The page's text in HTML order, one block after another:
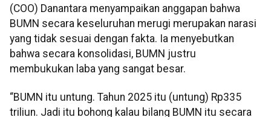
(COO) Danantara menyampaikan anggapan bahwa
BUMN secara keseluruhan merugi merupakan narasi
yang tidak sesuai dengan fakta. Ia menyebutkan
bahwa secara konsolidasi, BUMN justru
membukukan laba yang sangat besar.
“BUMN itu untung. Tahun 2025 itu (untung) Rp335
triliun. Jadi itu bohong kalau bilang BUMN itu secara